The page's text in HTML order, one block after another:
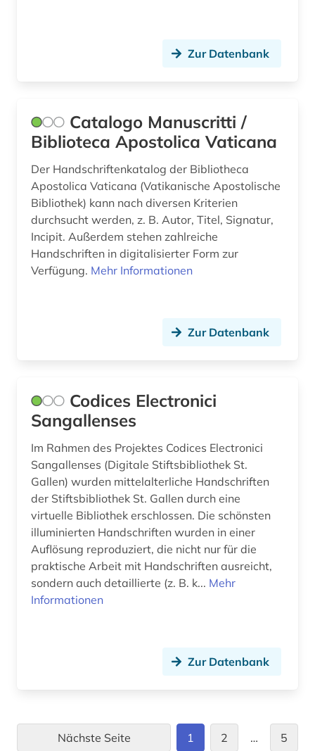
Zur Datenbank
Catalogo Manuscritti /
Biblioteca Apostolica Vaticana
Der Handschriftenkatalog der Bibliotheca
Apostolica Vaticana (Vatikanische Apostolische
Bibliothek) kann nach diversen Kriterien
durchsucht werden, z. B. Autor, Titel, Signatur,
Incipit. Außerdem stehen zahlreiche
Handschriften in digitalisierter Form zur
Verfügung. Mehr Informationen
Zur Datenbank
Codices Electronici
Sangallenses
Im Rahmen des Projektes Codices Electronici
Sangallenses (Digitale Stiftsbibliothek St.
Gallen) wurden mittelalterliche Handschriften
der Stiftsbibliothek St. Gallen durch eine
virtuelle Bibliothek erschlossen. Die schönsten
illuminierten Handschriften wurden in einer
Auflösung reproduziert, die nicht nur für die
praktische Arbeit mit Handschriften ausreicht,
sondern auch detaillierte (z. B. k... Mehr
Informationen
Zur Datenbank
Nächste Seite 1 2 … 5